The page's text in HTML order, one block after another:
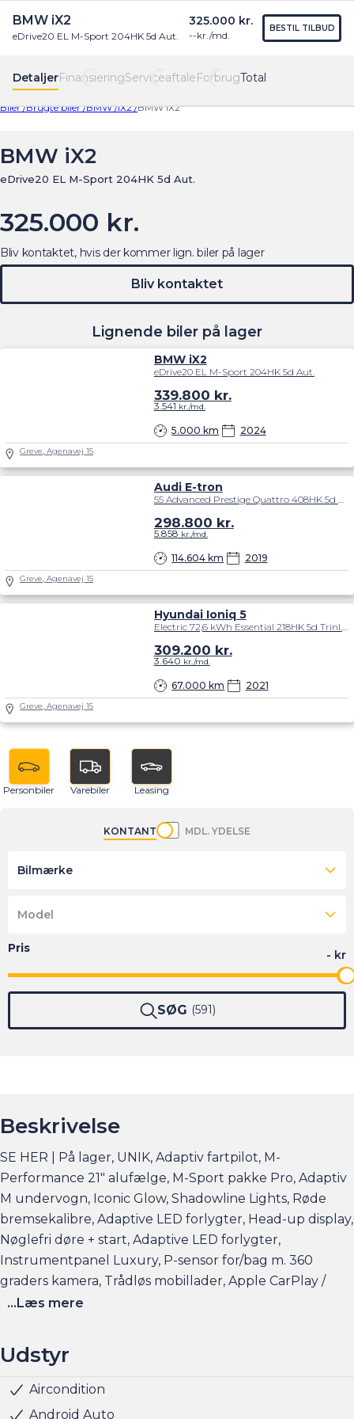
Find os Menu
DetaljerFinansieringServiceaftaleForbrugTotal
BMW iX2
eDrive20 EL M-Sport 204HK 5d Aut.
325.000 kr.
--kr./md.
BESTIL TILBUD
Biler /Brugte biler /BMW /iX2 /BMW iX2
BMW iX2
eDrive20 EL M-Sport 204HK 5d Aut.
325.000 kr.
Lignende biler på lager
BMW iX2
eDrive20 EL M-Sport 204HK 5d Aut.
5.000 km 2024
339.800 kr.
3.541 kr./md.
Greve, Agenavej 15
Audi E-tron
55 Advanced Prestige Quattro 408HK 5d Aut.
114.604 km 2019
298.800 kr.
5.858 kr./md.
Greve, Agenavej 15
Hyundai Ioniq 5
Electric 72,6 kWh Essential 218HK 5d Trinl. Gear
67.000 km 2021
309.200 kr.
3.640 kr./md.
Greve, Agenavej 15
Bliv kontaktet, hvis der kommer lign. biler på lager
Bliv kontaktet
Personbiler Varebiler Leasing
KONTANT MDL. YDELSE
Bilmærke
Model
SØG 591
Beskrivelse
SE HER | På lager, UNIK, Adaptiv fartpilot, M-
Performance 21" alufælge, M-Sport pakke Pro, Adaptiv
M undervogn, Iconic Glow, Shadowline Lights, Røde
bremsekalibre, Adaptive LED forlygter, Head-up display,
Nøglefri døre + start, Adaptive LED forlygter,
Instrumentpanel Luxury, P-sensor for/bag m. 360
graders kamera, Trådløs mobillader, Apple CarPlay /
Android Auto og meget mere
Rækkevidde: (WLTP): 456 km
Hjemmeladning: 11 kw/3 faser (ca. 7 timer)
...Læs mere
Udstyr
Aircondition
Android Auto
Klimaanlæg 2-zoner
Kørecomputer
Multifunktionsrat
Musikstreaming via bluetooth
Navigation
Nøglefri døre
Nøglefri start
Parkeringssensor bag
Parkeringssensor for
Parkeringssensor for/bag
Radio
Servo
Udvendig temperaturmåler
Alufælge
Adaptive forlygter
Fuld LED forlygter
LED baglygter
LED forlygter
LED kørelys
Metallak
Tonede ruder
Armlæn
Justerbart rat
Kopholder
Alcantara-kabine
Splitbagsæde
Kunstlæder
ABS
Airbag
Antispin
Isofix
Lyssensor
Startspærre
5 sæder
Fartpilot adaptiv
21" Alufælge
El-håndbremse
Mørktonede ruder bag
Head-up display